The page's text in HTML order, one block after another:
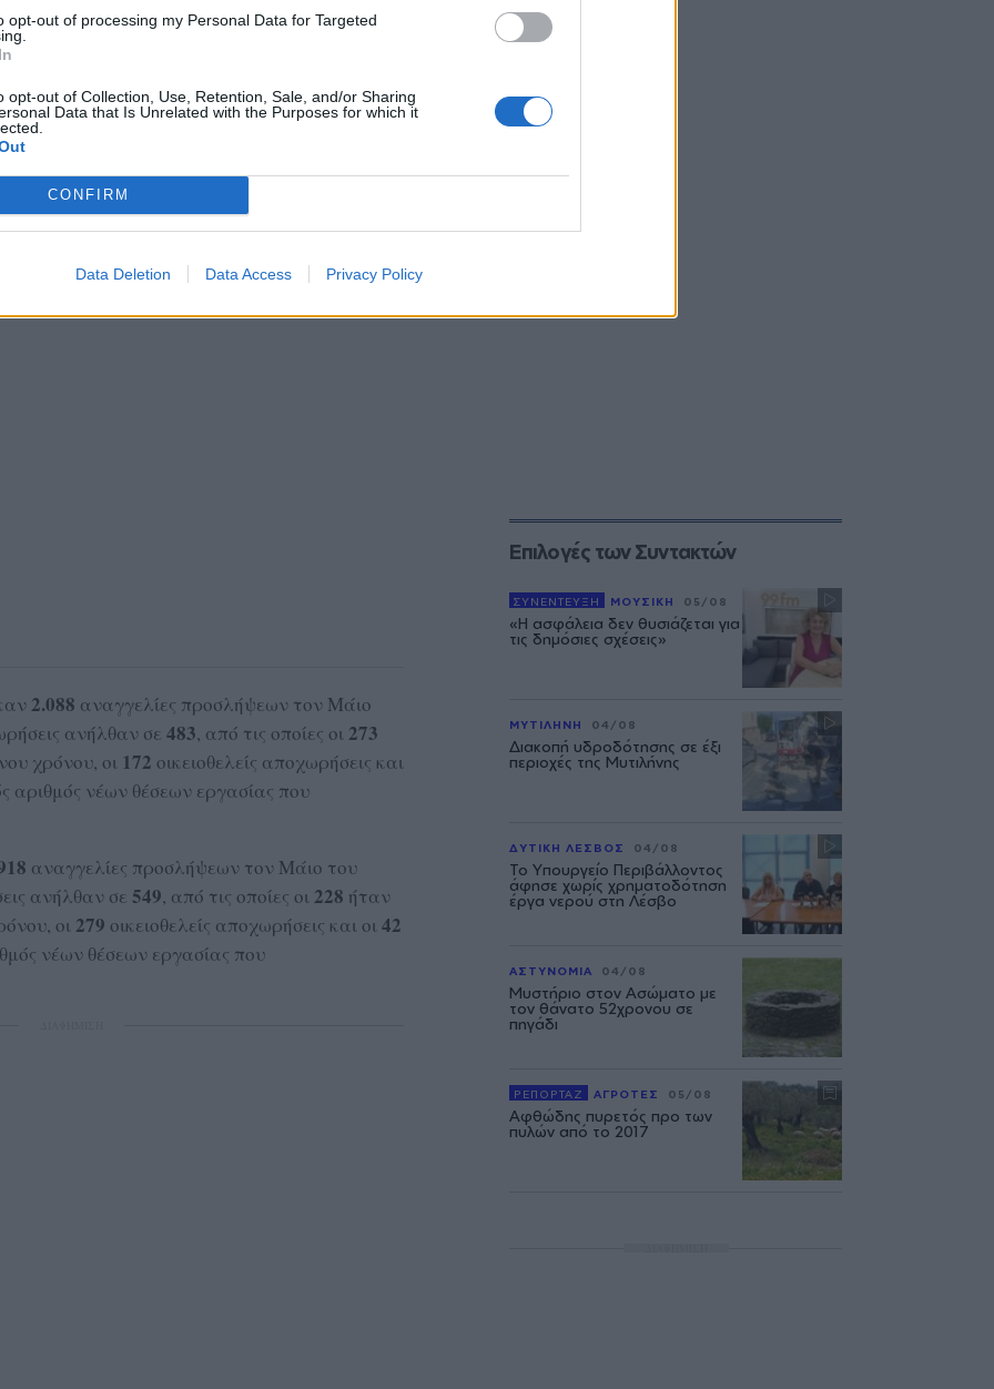
opt-out of processing my Personal Data for Targeted
opt-out of Collection, Use, Retention, Sale, and/or Sharing
Data that Is Unrelated with the Purposes for which it
CONFIRM
Data Deletion Data Access Privacy Policy
1.979αναγγελίες προσλήψεων τον Μάιο
ανήλθαν σε
χρόνου, οι
αριθμός νέων θέσεων εργασίας που
ΔΙΑΦΗΜΙΣΗ
2.088 αναγγελίες προσλήψεων τον Μάιο
ανήλθαν σε 483, από τις οποίες οι 273
χρόνου, οι 172 οικειοθελείς αποχωρήσεις και
αριθμός νέων θέσεων εργασίας που
αναγγελίες προσλήψεων τον Μάιο του
ανήλθαν σε 549, από τις οποίες οι 228 ήταν
οι 279 οικειοθελείς αποχωρήσεις και οι 42
νέων θέσεων εργασίας που
Επιλογές των Συντακτών
ΣΥΝΕΝΤΕΥΞΗ ΜΟΥΣΙΚΗ 05/08
«Η ασφάλεια δεν θυσιάζεται για
τις δημόσιες σχέσεις»
ΜΥΤΙΛΗΝΗ 04/08
Διακοπή υδροδότησης σε έξι
περιοχές της Μυτιλήνης
ΔΥΤΙΚΗ ΛΕΣΒΟΣ 04/08
Το Υπουργείο Περιβάλλοντος
άφησε χωρίς χρηματοδότηση
έργα νερού στη Λέσβο
ΑΣΤΥΝΟΜΙΑ 04/08
Μυστήριο στον Ασώματο με
τον θάνατο 52χρονου σε
πηγάδι
ΡΕΠΟΡΤΑΖ ΑΓΡΟΤΕΣ 05/08
Αφθώδης πυρετός προ των
πυλών από το 2017